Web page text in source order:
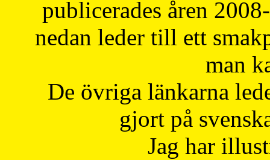
publicerades åren
nedan leder till ett
man
De övriga länkarna
gjort på
Jag har